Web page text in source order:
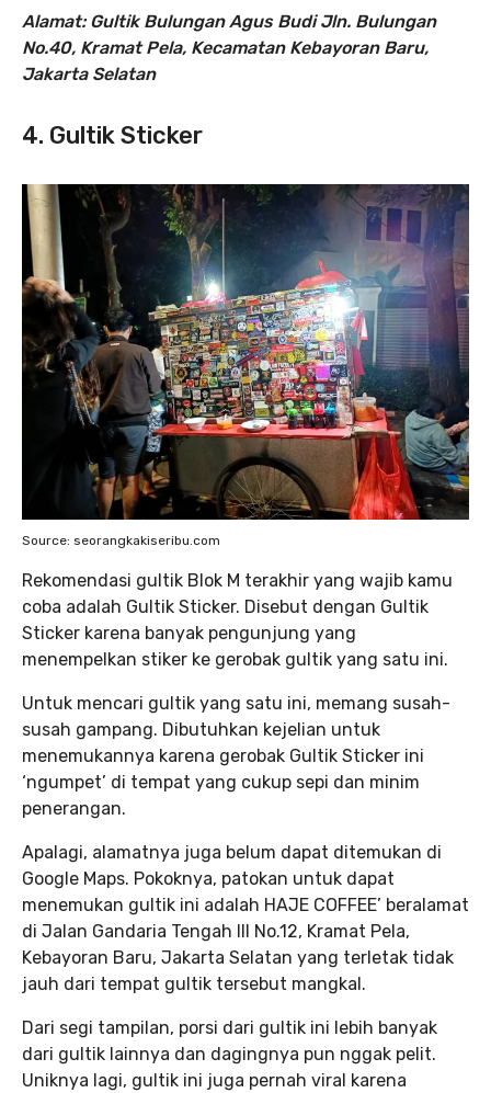
Alamat: Gultik Bulungan Agus Budi Jln. Bulungan
No.40, Kramat Pela, Kecamatan Kebayoran Baru,
Jakarta Selatan
4. Gultik Sticker
Source: seorangkakiseribu.com
Rekomendasi gultik Blok M terakhir yang wajib kamu
coba adalah Gultik Sticker. Disebut dengan Gultik
Sticker karena banyak pengunjung yang
menempelkan stiker ke gerobak gultik yang satu ini.
Untuk mencari gultik yang satu ini, memang susah-
susah gampang. Dibutuhkan kejelian untuk
menemukannya karena gerobak Gultik Sticker ini
‘ngumpet’ di tempat yang cukup sepi dan minim
penerangan.
Apalagi, alamatnya juga belum dapat ditemukan di
Google Maps. Pokoknya, patokan untuk dapat
menemukan gultik ini adalah HAJE COFFEE’ beralamat
di Jalan Gandaria Tengah III No.12, Kramat Pela,
Kebayoran Baru, Jakarta Selatan yang terletak tidak
jauh dari tempat gultik tersebut mangkal.
Dari segi tampilan, porsi dari gultik ini lebih banyak
dari gultik lainnya dan dagingnya pun nggak pelit.
Uniknya lagi, gultik ini juga pernah viral karena